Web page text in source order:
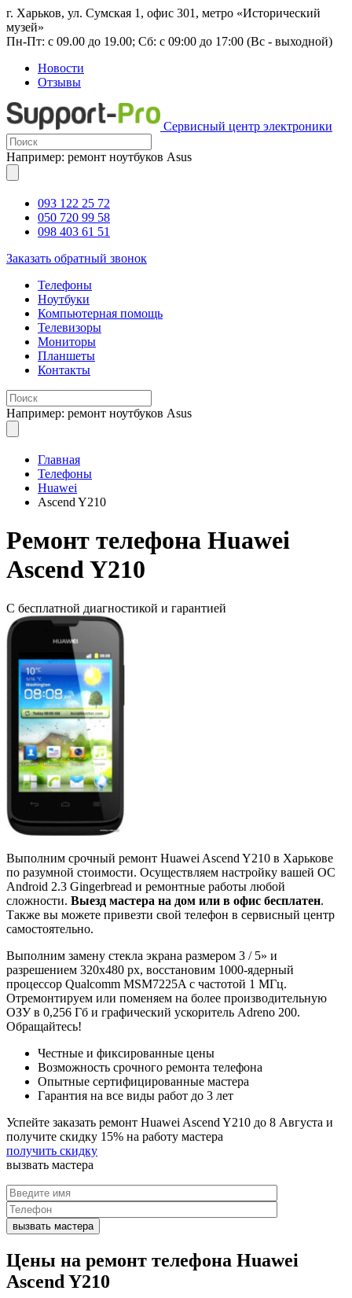
г. Харьков, ул. Сумская 1, офис 301, метро «Исторический
музей»
Пн-Пт: с 09.00 до 19.00; Сб: с 09:00 до 17:00 (Вс - выходной)
Новости
Отзывы
Сервисный центр электроники
Например: ремонт ноутбуков Asus
093 122 25 72
050 720 99 58
098 403 61 51
Заказать обратный звонок
Телефоны
Ноутбуки
Компьютерная помощь
Телевизоры
Мониторы
Планшеты
Контакты
Например: ремонт ноутбуков Asus
Главная
Телефоны
Huawei
Ascend Y210
Ремонт телефона Huawei
Ascend Y210
С бесплатной диагностикой и гарантией
Выполним срочный ремонт Huawei Ascend Y210 в Харькове
по разумной стоимости. Осуществляем настройку вашей ОС
Android 2.3 Gingerbread и ремонтные работы любой
сложности. Выезд мастера на дом или в офис бесплатен.
Также вы можете привезти свой телефон в сервисный центр
самостоятельно.
Выполним замену стекла экрана размером 3 / 5» и
разрешением 320x480 px, восстановим 1000-ядерный
процессор Qualcomm MSM7225A с частотой 1 МГц.
Отремонтируем или поменяем на более производительную
ОЗУ в 0,256 Гб и графический ускоритель Adreno 200.
Обращайтесь!
Честные и фиксированные цены
Возможность срочного ремонта телефона
Опытные сертифицированные мастера
Гарантия на все виды работ до 3 лет
Успейте заказать ремонт Huawei Ascend Y210 до 8 Августа и
получите скидку 15% на работу мастера
получить скидку
вызвать мастера
Цены на ремонт телефона Huawei
Ascend Y210